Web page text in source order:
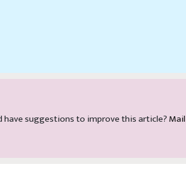
have suggestions to improve this article? Mail